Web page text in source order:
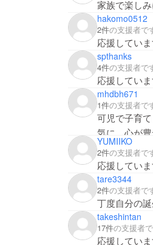
家族で楽し
hakomo0512
2件の支援者で
応援してい
spthanks
4件の支援者で
応援してい
mhdbh671
1件の支援者で
可児で子育
気に、心が
応援してい
YUMIIKO
2件の支援者で
応援してい
tare3344
2件の支援者で
丁度自分の
takeshintan
17件の支援者
応援してい